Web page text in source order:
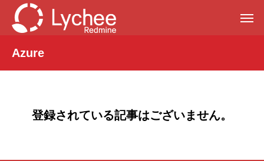
Azure
登録されている記事はございません。